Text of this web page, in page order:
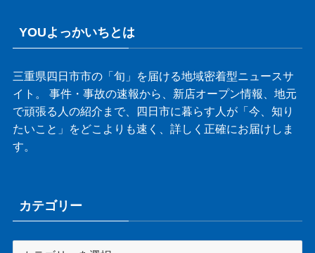
YOUよっかいちとは
三重県四日市市の「旬」を届ける地域密着型ニュースサ
イト。 事件・事故の速報から、新店オープン情報、地元
で頑張る人の紹介まで、四日市に暮らす人が「今、知り
たいこと」をどこよりも速く、詳しく正確にお届けしま
す。
カテゴリー